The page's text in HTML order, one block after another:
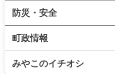
防災・安全
町政情報
みやこのイチオシ